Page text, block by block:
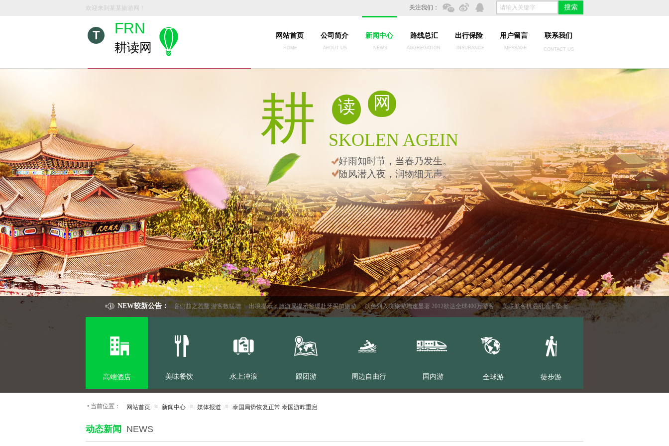
网站首页 公司简介 新闻中心 路线总汇 出行保险 用户留言 联系我们
FRN
耕读网
搜索
欢迎来到某某旅游网！ 关注我们：
HOME ABOUT US
T
NEWS AGGREGATION INSURANCE MESSAGE CONTACT US
NEW较新公告：
出行保险 巴以冲突游让游客们趋之若鹜 游客数猛增 出境提示：旅游局提示暂缓赴牙买加旅游 以色列入境旅游增速显著 2012欲达全球400万游客 美联航客机遇乱流下坠 致至少6名乘客受伤 个人赴日游门槛降
高端酒店 美味餐饮 水上冲浪 跟团游 周边自由行 国内游 全球游 徒步游
SKOLEN AGEIN
耕 读 网
好雨知时节，当春乃发生。
随风潜入夜，润物细无声。
• 当前位置： 网站首页 ≡ 新闻中心 ≡ 媒体报道 ≡ 泰国局势恢复正常 泰国游昨重启
动态新闻 NEWS